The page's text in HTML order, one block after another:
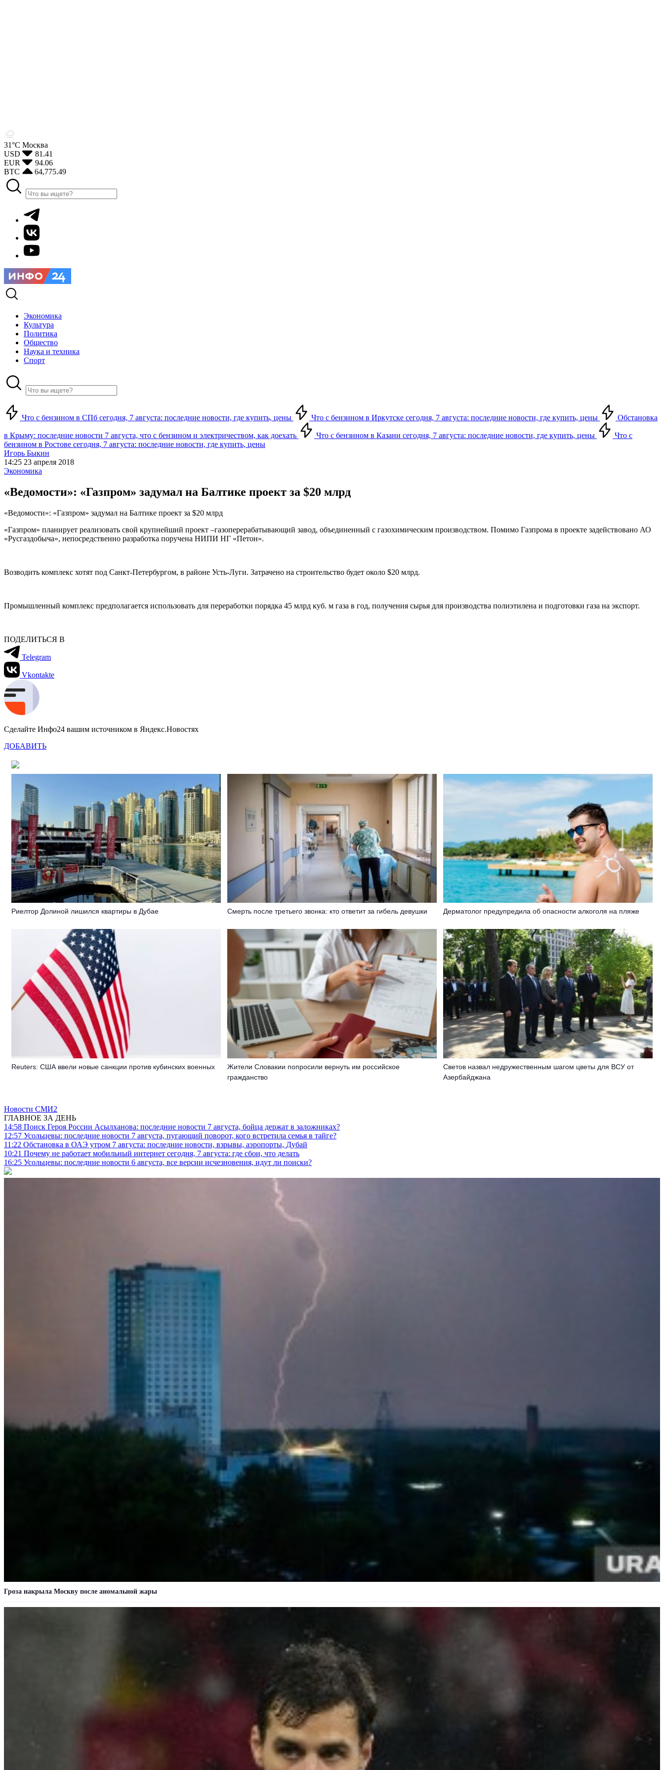
31°С Москва
USD
81.41
EUR
94.06
BTC
64,775.49
Экономика
Культура
Политика
Общество
Наука и техника
Спорт
Что с бензином в СПб сегодня, 7 августа: последние новости, где купить, цены Что с бензином в Иркутске сегодня, 7 августа: последние новости, где купить, цены Обстановка
в Крыму: последние новости 7 августа, что с бензином и электричеством, как доехать Что с бензином в Казани сегодня, 7 августа: последние новости, где купить, цены
Что с
бензином в Ростове сегодня, 7 августа: последние новости, где купить, цены
Игорь Быкин
14:25 23 апреля 2018
Экономика
«Ведомости»: «Газпром» задумал на Балтике проект за $20 млрд
«Ведомости»: «Газпром» задумал на Балтике проект за $20 млрд
«Газпром» планирует реализовать свой крупнейший проект –газоперерабатывающий завод, объединенный с газохимическим производством. Помимо Газпрома в проекте задействовано АО
«Русгаздобыча», непосредственно разработка поручена НИПИ НГ «Петон».
Возводить комплекс хотят под Санкт-Петербургом, в районе Усть-Луги. Затрачено на строительство будет около $20 млрд.
Промышленный комплекс предполагается использовать для переработки порядка 45 млрд куб. м газа в год, получения сырья для производства полиэтилена и подготовки газа на экспорт.
ПОДЕЛИТЬСЯ В
Telegram
Vkontakte
Сделайте Инфо24 вашим источником в Яндекс.Новостях
ДОБАВИТЬ
Риелтор Долиной лишился квартиры в Дубае Смерть после третьего звонка: кто ответит за гибель девушки Дерматолог предупредила об опасности алкоголя на пляже
Reuters: США ввели новые санкции против кубинских военных
Жители Словакии попросили вернуть им российское
гражданство
Светов назвал недружественным шагом цветы для ВСУ от
Азербайджана
Новости СМИ2
ГЛАВНОЕ ЗА ДЕНЬ
14:58 Поиск Героя России Асылханова: последние новости 7 августа, бойца держат в заложниках?
12:57 Усольцевы: последние новости 7 августа, пугающий поворот, кого встретила семья в тайге?
11:22 Обстановка в ОАЭ утром 7 августа: последние новости, взрывы, аэропорты, Дубай
10:21 Почему не работает мобильный интернет сегодня, 7 августа: где сбои, что делать
16:25 Усольцевы: последние новости 6 августа, все версии исчезновения, идут ли поиски?
Гроза накрыла Москву после аномальной жары